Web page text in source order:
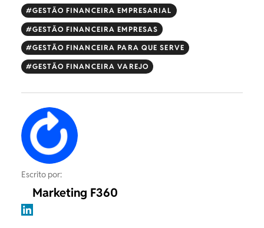
GESTÃO FINANCEIRA EMPRESARIAL
GESTÃO FINANCEIRA EMPRESAS
GESTÃO FINANCEIRA PARA QUE SERVE
GESTÃO FINANCEIRA VAREJO
Escrito por:
Marketing F360